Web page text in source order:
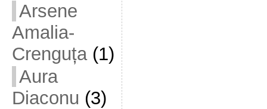
Arsene
Amalia-
Crenguța(1)
Aura
Diaconu (3)